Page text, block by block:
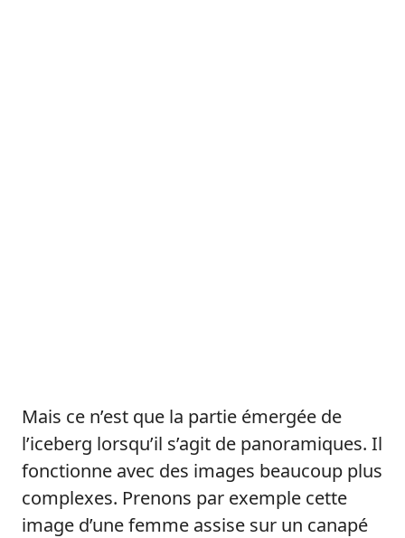
Mais ce n’est que la partie émergée de
l’iceberg lorsqu’il s’agit de panoramiques. Il
fonctionne avec des images beaucoup plus
complexes. Prenons par exemple cette
image d’une femme assise sur un canapé